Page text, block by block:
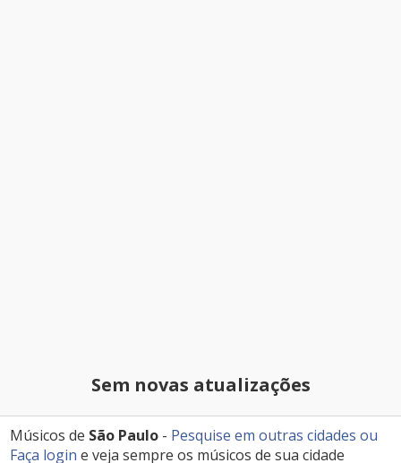
Sem novas atualizações
Músicos de São Paulo - Pesquise em outras cidades ou
Faça login e veja sempre os músicos de sua cidade